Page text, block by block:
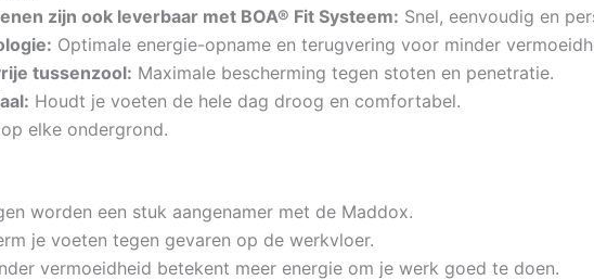
zijn ook leverbaar met BOA® Fit Systeem: Snel, eenvoudig en
Optimale energie-opname en terugvering voor minder
tussenzool: Maximale bescherming tegen stoten en penetratie.
Houdt je voeten de hele dag droog en comfortabel.
elke ondergrond.
worden een stuk aangenamer met de Maddox.
je voeten tegen gevaren op de werkvloer.
vermoeidheid betekent meer energie om je werk goed te doen.